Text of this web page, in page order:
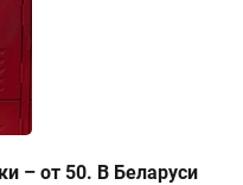
– от 50. В Беларуси